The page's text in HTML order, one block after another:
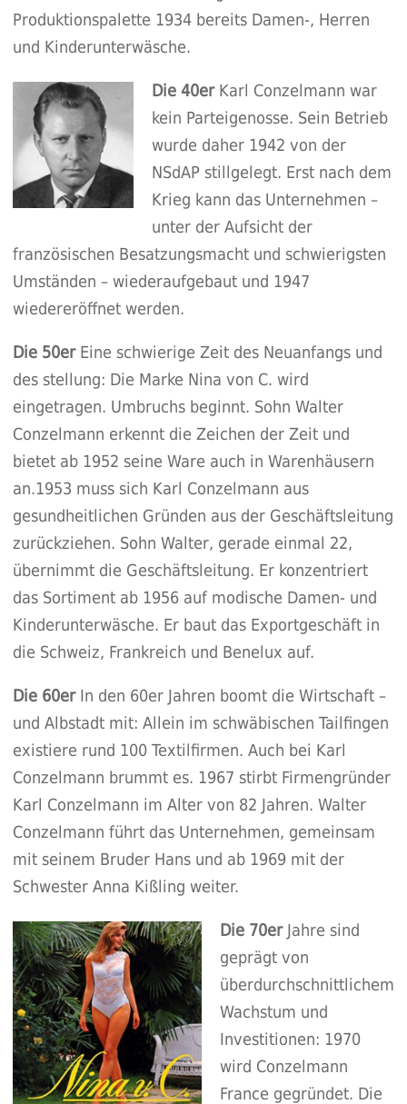
Produktionspalette 1934 bereits Damen-, Herren
und Kinderunterwäsche.
Die 40erKarl Conzelmann war
kein Parteigenosse. Sein Betrieb
wurde daher 1942 von der
NSdAP stillgelegt. Erst nach dem
Krieg kann das Unternehmen –
unter der Aufsicht der
französischen Besatzungsmacht und schwierigsten
Umständen – wiederaufgebaut und 1947
wiedereröffnet werden.
Die 50erEine schwierige Zeit des Neuanfangs und
des stellung: Die Marke Nina von C. wird
eingetragen. Umbruchs beginnt. Sohn Walter
Conzelmann erkennt die Zeichen der Zeit und
bietet ab 1952 seine Ware auch in Warenhäusern
an.1953 muss sich Karl Conzelmann aus
gesundheitlichen Gründen aus der Geschäftsleitung
zurückziehen. Sohn Walter, gerade einmal 22,
übernimmt die Geschäftsleitung. Er konzentriert
das Sortiment ab 1956 auf modische Damen- und
Kinderunterwäsche. Er baut das Exportgeschäft in
die Schweiz, Frankreich und Benelux auf.
Die 60er In den 60er Jahren boomt die Wirtschaft –
und Albstadt mit: Allein im schwäbischen Tailfingen
existiere rund 100 Textilfirmen. Auch bei Karl
Conzelmann brummt es. 1967 stirbt Firmengründer
Karl Conzelmann im Alter von 82 Jahren. Walter
Conzelmann führt das Unternehmen, gemeinsam
mit seinem Bruder Hans und ab 1969 mit der
Schwester Anna Kißling weiter.
Die 70erJahre sind
geprägt von
überdurchschnittlichem
Wachstum und
Investitionen: 1970
wird Conzelmann
France gegründet. Die